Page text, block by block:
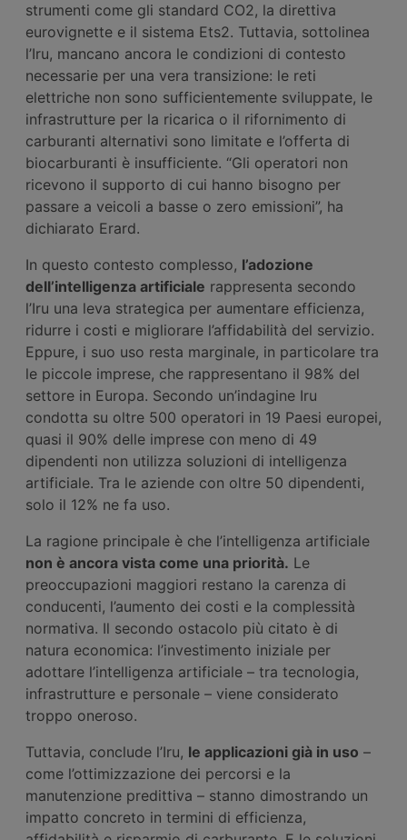
strumenti come gli standard CO2, la direttiva
eurovignette e il sistema Ets2. Tuttavia, sottolinea
l’Iru, mancano ancora le condizioni di contesto
necessarie per una vera transizione: le reti
elettriche non sono sufficientemente sviluppate, le
infrastrutture per la ricarica o il rifornimento di
carburanti alternativi sono limitate e l’offerta di
biocarburanti è insufficiente. “Gli operatori non
ricevono il supporto di cui hanno bisogno per
passare a veicoli a basse o zero emissioni”, ha
dichiarato Erard.
In questo contesto complesso, l’adozione
dell’intelligenza artificiale rappresenta secondo
l’Iru una leva strategica per aumentare efficienza,
ridurre i costi e migliorare l’affidabilità del servizio.
Eppure, i suo uso resta marginale, in particolare tra
le piccole imprese, che rappresentano il 98% del
settore in Europa. Secondo un’indagine Iru
condotta su oltre 500 operatori in 19 Paesi europei,
quasi il 90% delle imprese con meno di 49
dipendenti non utilizza soluzioni di intelligenza
artificiale. Tra le aziende con oltre 50 dipendenti,
solo il 12% ne fa uso.
La ragione principale è che l’intelligenza artificiale
non è ancora vista come una priorità. Le
preoccupazioni maggiori restano la carenza di
conducenti, l’aumento dei costi e la complessità
normativa. Il secondo ostacolo più citato è di
natura economica: l’investimento iniziale per
adottare l’intelligenza artificiale – tra tecnologia,
infrastrutture e personale – viene considerato
troppo oneroso.
Tuttavia, conclude l’Iru, le applicazioni già in uso –
come l’ottimizzazione dei percorsi e la
manutenzione predittiva – stanno dimostrando un
impatto concreto in termini di efficienza,